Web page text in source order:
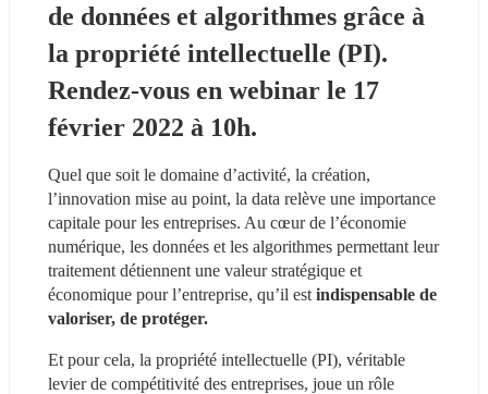
de données et algorithmes grâce à
la propriété intellectuelle (PI).
Rendez-vous en webinar le 17
février 2022 à 10h.
Quel que soit le domaine d’activité, la création,
l’innovation mise au point, la data relève une importance
capitale pour les entreprises. Au cœur de l’économie
numérique, les données et les algorithmes permettant leur
traitement détiennent une valeur stratégique et
économique pour l’entreprise, qu’il est indispensable de
valoriser, de protéger.
Et pour cela, la propriété intellectuelle (PI), véritable
levier de compétitivité des entreprises, joue un rôle